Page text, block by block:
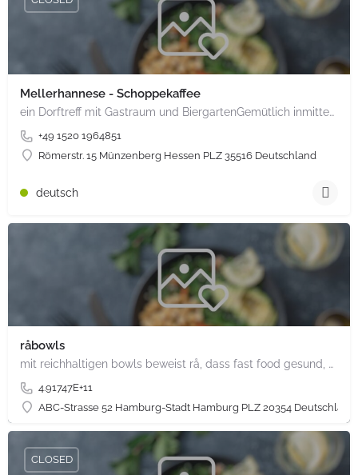
Mellerhannese - Schoppekaffee
ein Dorftreff mit Gastraum und BiergartenGemütlich inmitten unserem idyllischen Trais Münzenberg, entlang…
+49 1520 1964851
Römerstr. 15 Münzenberg Hessen PLZ 35516 Deutschland
deutsch
råbowls
mit reichhaltigen bowls beweist rå, dass fast food gesund, nachhaltig und hundertprozentig vegan sein kann.…
4.91747E+11
ABC-Strasse 52 Hamburg-Stadt Hamburg PLZ 20354 Deutschland
CLOSED